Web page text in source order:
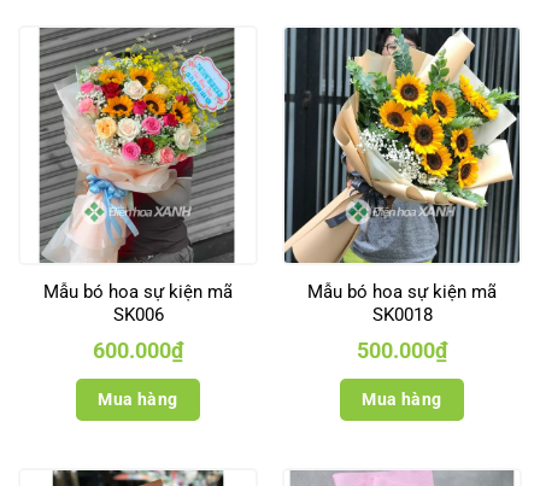
Mẫu bó hoa sự kiện mã
SK006
600.000₫
Mua hàng
Mẫu bó hoa sự kiện mã
SK0018
500.000₫
Mua hàng